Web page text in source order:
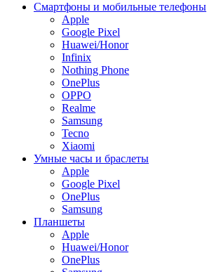
Смартфоны и мобильные телефоны
Apple
Google Pixel
Huawei/Honor
Infinix
Nothing Phone
OnePlus
OPPO
Realme
Samsung
Tecno
Xiaomi
Умные часы и браслеты
Apple
Google Pixel
OnePlus
Samsung
Планшеты
Apple
Huawei/Honor
OnePlus